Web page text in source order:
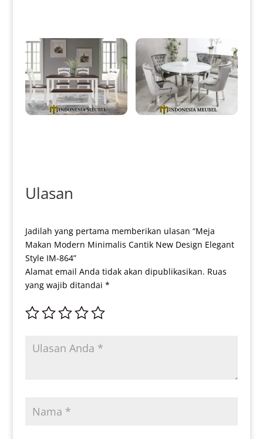
Ulasan
Jadilah yang pertama memberikan ulasan “Meja
Makan Modern Minimalis Cantik New Design Elegant
Style IM-864”
Alamat email Anda tidak akan dipublikasikan. Ruas
yang wajib ditandai *